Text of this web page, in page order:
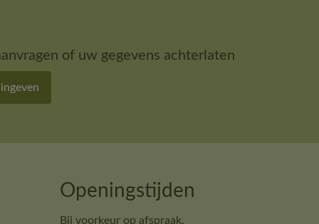
of uw gegevens achterlaten
Openingstijden
Bij voorkeur op afspraak.